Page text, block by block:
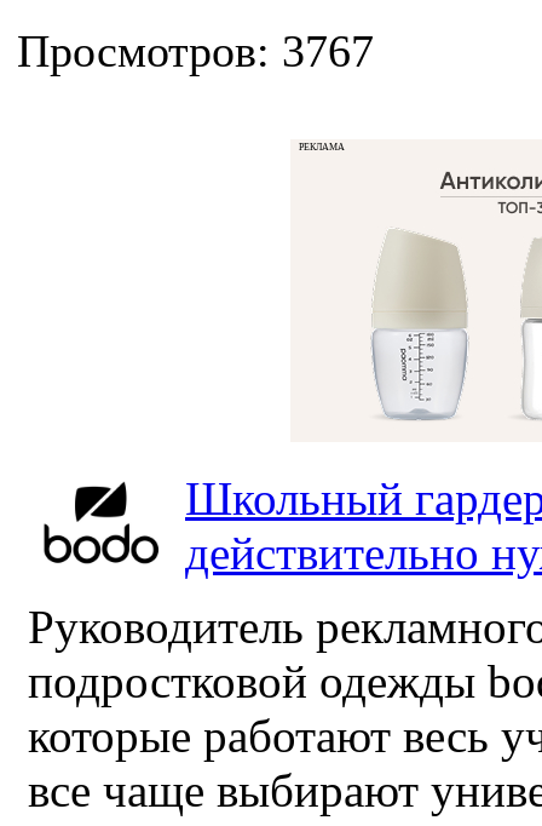
Просмотров: 3767
РЕКЛАМА
Школьный
действительно
Руководитель
подростковой одежды
которые работают весь
все чаще выбирают